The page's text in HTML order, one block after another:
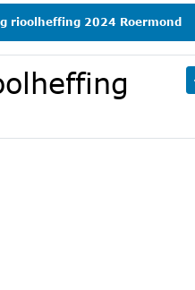
rioolheffing 2024 Roermond